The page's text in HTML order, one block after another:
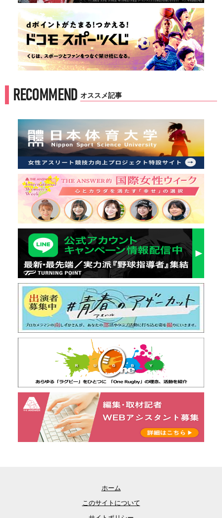
RECOMMEND オススメ記事
ホーム
このサイトについて